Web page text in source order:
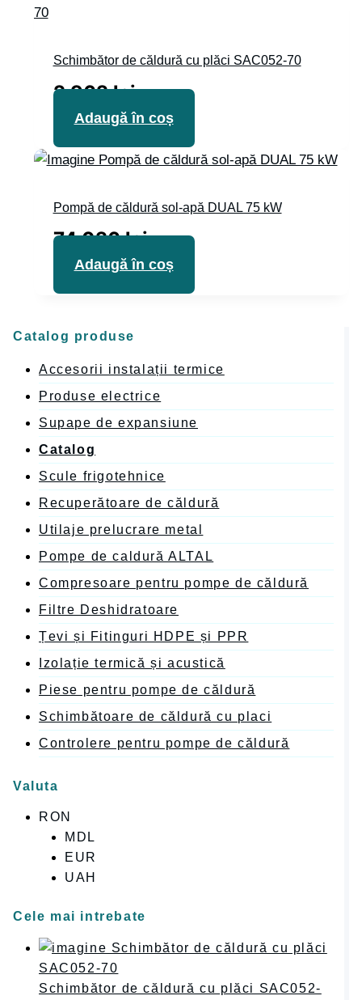
Schimbător de căldură cu plăci SAC052-70
2 962lei
Adaugă în coș
Pompă de căldură sol-apă DUAL 75 kW
74 026lei
Adaugă în coș
Catalog produse
Accesorii instalații termice
Produse electrice
Supape de expansiune
Catalog
Scule frigotehnice
Recuperătoare de căldură
Utilaje prelucrare metal
Pompe de caldură ALTAL
Compresoare pentru pompe de căldură
Filtre Deshidratoare
Țevi și Fitinguri HDPE și PPR
Izolație termică și acustică
Piese pentru pompe de căldură
Schimbătoare de căldură cu placi
Controlere pentru pompe de căldură
Valuta
RON
MDL
EUR
UAH
Cele mai intrebate
Schimbător de căldură cu plăci SAC052-